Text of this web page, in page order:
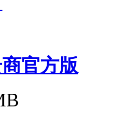
官方版